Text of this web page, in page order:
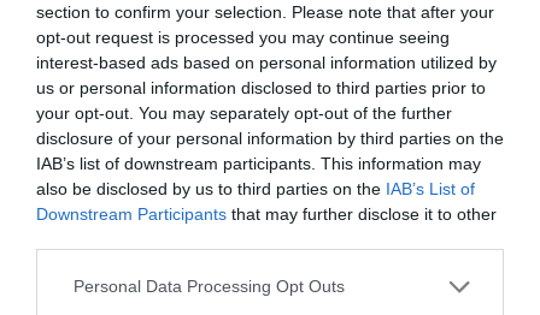
section to confirm your selection. Please note that after your
opt-out request is processed you may continue seeing
interest-based ads based on personal information utilized by
us or personal information disclosed to third parties prior to
your opt-out. You may separately opt-out of the further
disclosure of your personal information by third parties on the
IAB’s list of downstream participants. This information may
also be disclosed by us to third parties on the IAB’s List of
Downstream Participants that may further disclose it to other
Please note that this website/app uses one or more Google
Personal Data Processing Opt Outs